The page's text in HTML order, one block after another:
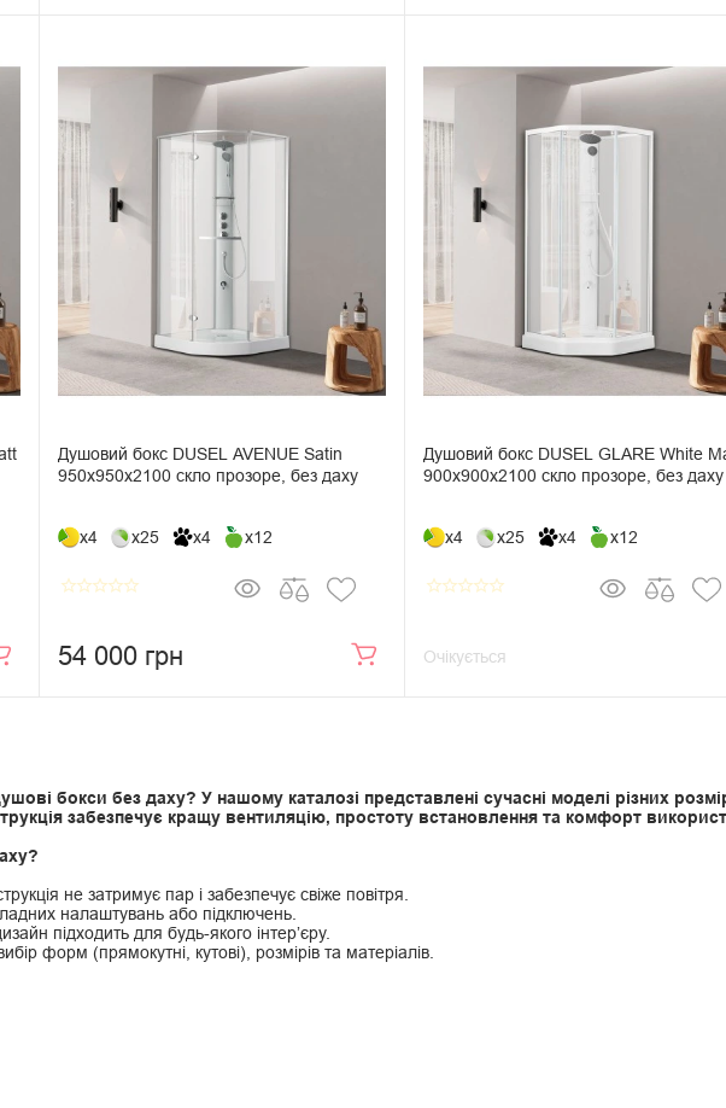
Душовий бокс DUSEL AVENUE Satin
950x950x2100 скло прозоре, без даху
x4 x25 x4 x12
star_borderstar_borderstar_borderstar_borderstar_border
54 000 грн
Душовий бокс DUSEL GLARE White
900x900x2100 скло прозоре, без даху
x4 x25 x4 x12
star_borderstar_borderstar_borderstar_borderstar_border
Очікується
бокси без даху? У нашому каталозі представлені сучасні моделі різних
забезпечує кращу вентиляцію, простоту встановлення та комфорт
не затримує пар і забезпечує свіже повітря.
налаштувань або підключень.
підходить для будь-якого інтер’єру.
форм (прямокутні, кутові), розмірів та матеріалів.